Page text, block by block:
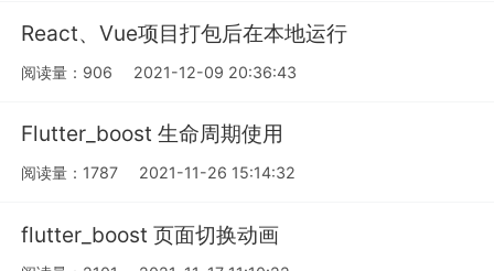
React、Vue项目打包后在本地运行
阅读量：906 2021-12-09 20:36:43
Flutter_boost 生命周期使用
阅读量：1787 2021-11-26 15:14:32
flutter_boost 页面切换动画